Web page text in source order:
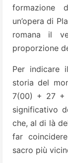
formazione
un’opera di
romana il
proporzione
Per indicare
storia del
7(00) + 27 +
significativo
che, al di là
far
sacro più